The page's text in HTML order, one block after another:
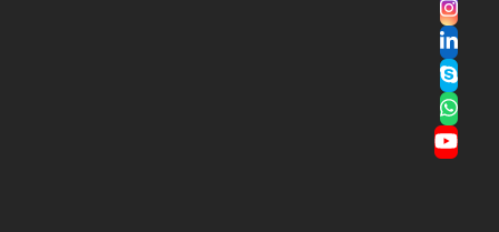
Instagram
LinkedIn
Skype
Whatsapp
YouTube